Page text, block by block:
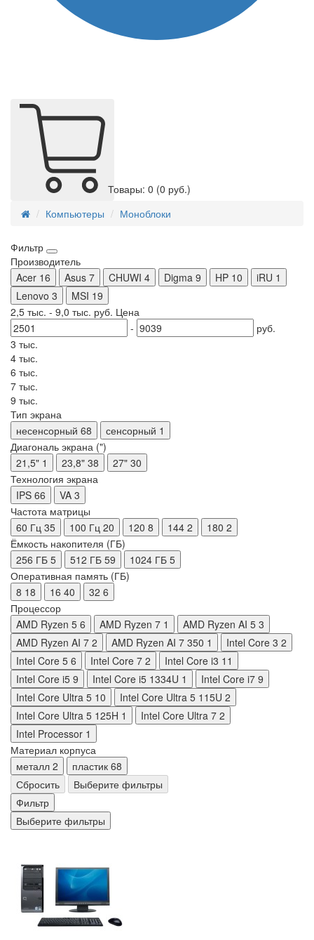
Товары: 0 (0 руб.)
Компьютеры
Моноблоки
Фильтр
Производитель
Acer 16 Asus 7 CHUWI 4 Digma 9 HP 10 iRU 1
Lenovo 3 MSI 19
2,5 тыс. - 9,0 тыс. руб. Цена
-
руб.
3 тыс.
4 тыс.
6 тыс.
7 тыс.
9 тыс.
Тип экрана
несенсорный 68 сенсорный 1
Диагональ экрана (")
21,5" 1 23,8" 38 27" 30
Технология экрана
IPS 66 VA 3
Частота матрицы
60 Гц 35 100 Гц 20 120 8 144 2 180 2
Ёмкость накопителя (ГБ)
256 ГБ 5 512 ГБ 59 1024 ГБ 5
Оперативная память (ГБ)
8 18 16 40 32 6
Процессор
AMD Ryzen 5 6 AMD Ryzen 7 1 AMD Ryzen AI 5 3
AMD Ryzen AI 7 2 AMD Ryzen AI 7 350 1 Intel Core 3 2
Intel Core 5 6 Intel Core 7 2 Intel Core i3 11
Intel Core i5 9 Intel Core i5 1334U 1 Intel Core i7 9
Intel Core Ultra 5 10 Intel Core Ultra 5 115U 2
Intel Core Ultra 5 125H 1 Intel Core Ultra 7 2
Intel Processor 1
Материал корпуса
металл 2 пластик 68
Сбросить
Выберите фильтры
Фильтр
Выберите фильтры